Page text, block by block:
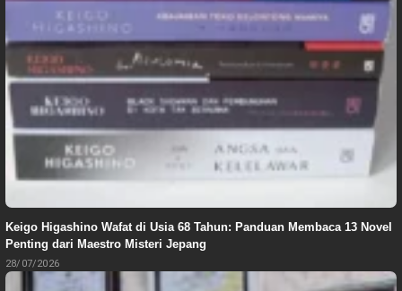
Keigo Higashino Wafat di Usia 68 Tahun: Panduan Membaca 13 Novel
Penting dari Maestro Misteri Jepang
28/07/2026